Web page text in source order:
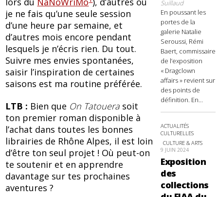
je ne fais qu’une seule session
d’une heure par semaine, et
d’autres mois encore pendant
lesquels je n’écris rien. Du tout.
Suivre mes envies spontanées,
saisir l’inspiration de certaines
saisons est ma routine préférée.
LTB : Bien que On Tatouera soit
ton premier roman disponible à
l’achat dans toutes les bonnes
librairies de Rhône Alpes, il est loin
d’être ton seul projet ! Où peut-on
te soutenir et en apprendre
davantage sur tes prochaines
aventures ?
Suillaud
En poussant les
portes de la
galerie Natalie
Seroussi, Rémi
Baert, commissaire
de l’exposition
« Dragclown
affairs » revient sur
des points de
définition. En...
ACTUALITÉS
CULTURELLES
CULTURE & ARTS
9 JUIN 2024
Exposition
des
collections